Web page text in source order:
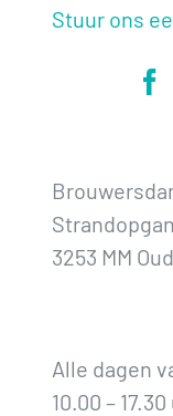
Stuur ons
3253 MM
Alle dagen
10.00 –